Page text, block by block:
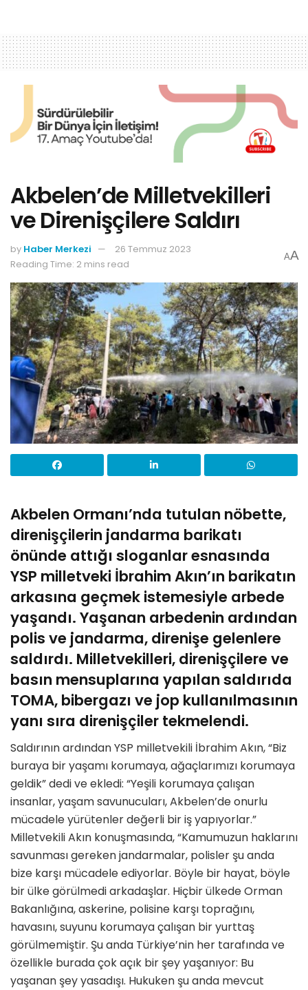
Akbelen’de Milletvekilleri
ve Direnişçilere Saldırı
by Haber Merkezi
26 Temmuz 2023
Reading Time: 2 mins read
AA
Akbelen Ormanı’nda tutulan nöbette,
direnişçilerin jandarma barikatı
önünde attığı sloganlar esnasında
YSP milletveki İbrahim Akın’ın barikatın
arkasına geçmek istemesiyle arbede
yaşandı. Yaşanan arbedenin ardından
polis ve jandarma, direnişe gelenlere
saldırdı. Milletvekilleri, direnişçilere ve
basın mensuplarına yapılan saldırıda
TOMA, bibergazı ve jop kullanılmasının
yanı sıra direnişçiler tekmelendi.
Saldırının ardından YSP milletvekili İbrahim Akın, “Biz
buraya bir yaşamı korumaya, ağaçlarımızı korumaya
geldik” dedi ve ekledi: “Yeşili korumaya çalışan
insanlar, yaşam savunucuları, Akbelen’de onurlu
mücadele yürütenler değerli bir iş yapıyorlar.”
Milletvekili Akın konuşmasında, “Kamumuzun haklarını
savunması gereken jandarmalar, polisler şu anda
bize karşı mücadele ediyorlar. Böyle bir hayat, böyle
bir ülke görülmedi arkadaşlar. Hiçbir ülkede Orman
Bakanlığına, askerine, polisine karşı toprağını,
havasını, suyunu korumaya çalışan bir yurttaş
görülmemiştir. Şu anda Türkiye’nin her tarafında ve
özellikle burada çok açık bir şey yaşanıyor: Bu
yaşanan şey yasadışı. Hukuken şu anda mevcut